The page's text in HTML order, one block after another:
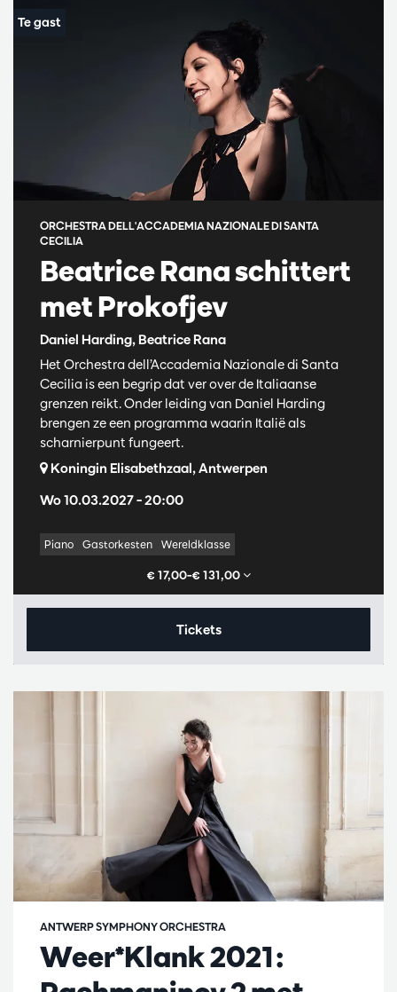
Beatrice Rana schittert
met Prokofjev
Daniel Harding, Beatrice Rana
ORCHESTRA DELL'ACCADEMIA NAZIONALE DI SANTA
CECILIA
Wo 10.03.2027– 20:00
Het Orchestra dell’Accademia Nazionale di Santa
Cecilia is een begrip dat ver over de Italiaanse
grenzen reikt. Onder leiding van Daniel Harding
brengen ze een programma waarin Italië als
scharnierpunt fungeert.
Koningin Elisabethzaal, Antwerpen
Piano Gastorkesten Wereldklasse
€ 17,00–€ 131,00
Tickets
Weer*Klank 2021:
ANTWERP SYMPHONY ORCHESTRA